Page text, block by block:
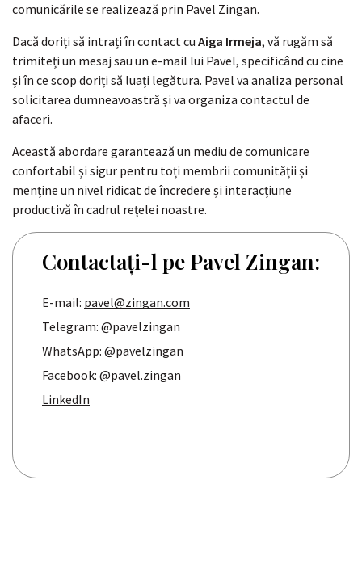
comunicările se realizează prin Pavel Zingan.
Dacă doriți să intrați în contact cu Aiga Irmeja, vă rugăm să
trimiteți un mesaj sau un e-mail lui Pavel, specificând cu cine
și în ce scop doriți să luați legătura. Pavel va analiza personal
solicitarea dumneavoastră și va organiza contactul de
afaceri.
Această abordare garantează un mediu de comunicare
confortabil și sigur pentru toți membrii comunității și
menține un nivel ridicat de încredere și interacțiune
productivă în cadrul rețelei noastre.
Contactați-l pe Pavel Zingan:
E-mail: pavel@zingan.com
Telegram: @pavelzingan
WhatsApp: @pavelzingan
Facebook: @pavel.zingan
LinkedIn